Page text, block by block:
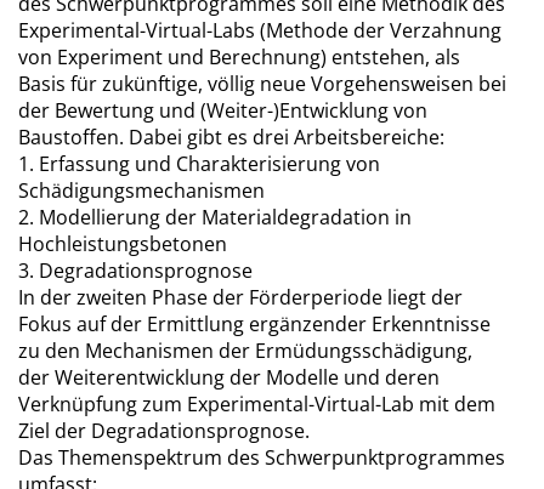
Experimental-Virtual-Labs (Methode der Verzahnung
von Experiment und Berechnung) entstehen, als
Basis für zukünftige, völlig neue Vorgehensweisen bei
der Bewertung und (Weiter-)Entwicklung von
Baustoffen. Dabei gibt es drei Arbeitsbereiche:
1. Erfassung und Charakterisierung von
Schädigungsmechanismen
2. Modellierung der Materialdegradation in
Hochleistungsbetonen
3. Degradationsprognose
In der zweiten Phase der Förderperiode liegt der
Fokus auf der Ermittlung ergänzender Erkenntnisse
zu den Mechanismen der Ermüdungsschädigung,
der Weiterentwicklung der Modelle und deren
Verknüpfung zum Experimental-Virtual-Lab mit dem
Ziel der Degradationsprognose.
Das Themenspektrum des Schwerpunktprogrammes